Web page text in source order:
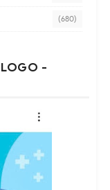
(680)
-